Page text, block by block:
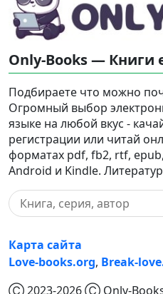
Only-Books —
Подбираете что можно
Огромный выбор
языке на любой вкус -
регистрации или читай
форматах pdf, fb2, rtf,
Android и Kindle.
Карта сайта
Love-books.org, Break-
Ⓒ 2023-2026 Ⓒ Only-